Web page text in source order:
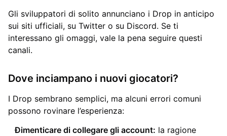
Gli sviluppatori di solito annunciano i Drop in anticipo
sui siti ufficiali, su Twitter o su Discord. Se ti
interessano gli omaggi, vale la pena seguire questi
canali.
Dove inciampano i nuovi giocatori?
I Drop sembrano semplici, ma alcuni errori comuni
possono rovinare l’esperienza:
Dimenticare di collegare gli account: la ragione